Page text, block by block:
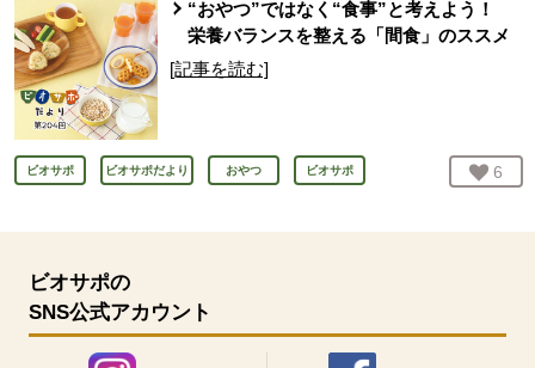
“おやつ”ではなく“食事”と考えよう！
栄養バランスを整える「間食」のススメ
[記事を読む]
ビオサポ ビオサポだより おやつ ビオサポ お気
6
ビオサポの
SNS公式アカウント